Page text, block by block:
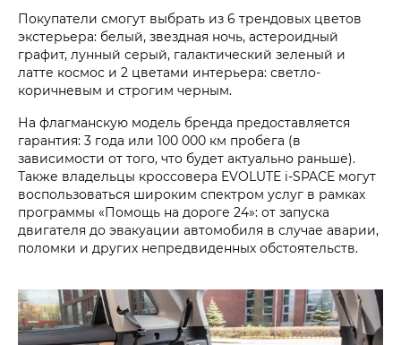
Покупатели смогут выбрать из 6 трендовых цветов
экстерьера: белый, звездная ночь, астероидный
графит, лунный серый, галактический зеленый и
латте космос и 2 цветами интерьера: светло-
коричневым и строгим черным.
На флагманскую модель бренда предоставляется
гарантия: 3 года или 100 000 км пробега (в
зависимости от того, что будет актуально раньше).
Также владельцы кроссовера EVOLUTE i‑SPACE могут
воспользоваться широким спектром услуг в рамках
программы «Помощь на дороге 24»: от запуска
двигателя до эвакуации автомобиля в случае аварии,
поломки и других непредвиденных обстоятельств.